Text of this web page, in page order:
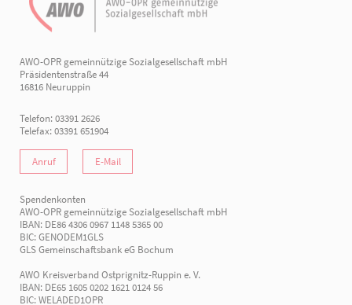
AWO-OPR gemeinnützige Sozialgesellschaft mbH
Präsidentenstraße 44
16816 Neuruppin
Telefon: 03391 2626
Telefax: 03391 651904
Anruf E-Mail
Spendenkonten
AWO-OPR gemeinnützige Sozialgesellschaft mbH
IBAN: DE86 4306 0967 1148 5365 00
BIC: GENODEM1GLS
GLS Gemeinschaftsbank eG Bochum
AWO Kreisverband Ostprignitz-Ruppin e. V.
IBAN: DE65 1605 0202 1621 0124 56
BIC: WELADED1OPR